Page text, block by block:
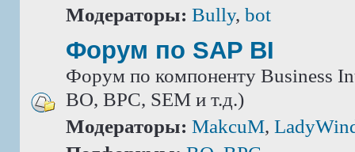
Модераторы: Bully, bot
Форум по SAP BI
Форум по компоненту Business
BO, BPC, SEM и т.д.)
Модераторы: MakcuM,